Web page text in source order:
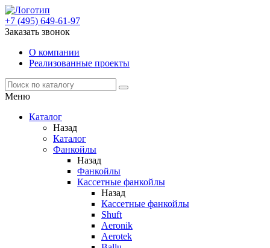
+7 (495) 649-61-97
Заказать звонок
О компании
Реализованные проекты
Меню
Каталог
Назад
Каталог
Фанкойлы
Назад
Фанкойлы
Кассетные фанкойлы
Назад
Кассетные фанкойлы
Shuft
Aeronik
Aerotek